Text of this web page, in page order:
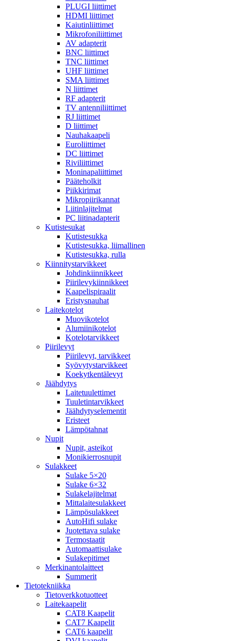
PLUGI liittimet
HDMI liittimet
Kaiutinliittimet
Mikrofoniliittimet
AV adapterit
BNC liittimet
TNC liittimet
UHF liittimet
SMA liittimet
N liittimet
RF adapterit
TV antenniliittimet
RJ liittimet
D liittimet
Nauhakaapeli
Euroliittimet
DC liittimet
Riviliittimet
Moninapaliittimet
Pääteholkit
Piikkirimat
Mikropiirikannat
Liitinlajitelmat
PC liitinadapterit
Kutistesukat
Kutistesukka
Kutistesukka, liimallinen
Kutistesukka, rulla
Kiinnitystarvikkeet
Johdinkiinnikkeet
Piirilevykiinnikkeet
Kaapelispiraalit
Eristysnauhat
Laitekotelot
Muovikotelot
Alumiinikotelot
Kotelotarvikkeet
Piirilevyt
Piirilevyt, tarvikkeet
Syövytystarvikkeet
Koekytkentälevyt
Jäähdytys
Laitetuulettimet
Tuuletintarvikkeet
Jäähdytyselementit
Eristeet
Lämpötahnat
Nupit
Nupit, asteikot
Monikierrosnupit
Sulakkeet
Sulake 5×20
Sulake 6×32
Sulakelajitelmat
Mittalaitesulakkeet
Lämpösulakkeet
AutoHifi sulake
Juotettava sulake
Termostaatit
Automaattisulake
Sulakepitimet
Merkinantolaitteet
Summerit
Tietotekniikka
Tietoverkkotuotteet
Laitekaapelit
CAT8 Kaapelit
CAT7 Kaapelit
CAT6 kaapelit